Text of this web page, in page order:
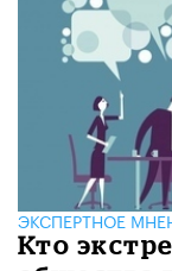
ЭКСПЕРТНОЕ
Кто